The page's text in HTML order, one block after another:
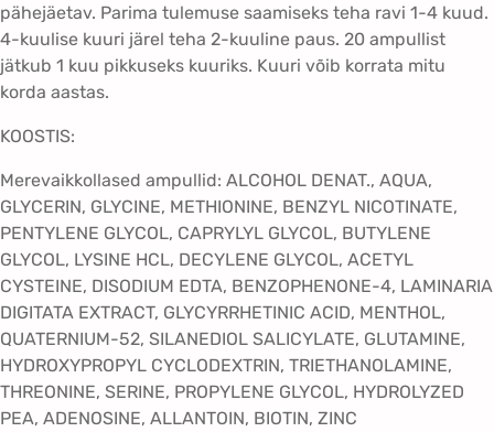
0
t
k
k
g
u
s
pähejäetav. Parima tulemuse saamiseks teha ravi 1-4 kuud.
4-kuulise kuuri järel teha 2-kuuline paus. 20 ampullist
jätkub 1 kuu pikkuseks kuuriks. Kuuri võib korrata mitu
korda aastas.
KOOSTIS:
Merevaikkollased ampullid: ALCOHOL DENAT., AQUA,
GLYCERIN, GLYCINE, METHIONINE, BENZYL NICOTINATE,
PENTYLENE GLYCOL, CAPRYLYL GLYCOL, BUTYLENE
GLYCOL, LYSINE HCL, DECYLENE GLYCOL, ACETYL
CYSTEINE, DISODIUM EDTA, BENZOPHENONE-4, LAMINARIA
DIGITATA EXTRACT, GLYCYRRHETINIC ACID, MENTHOL,
QUATERNIUM-52, SILANEDIOL SALICYLATE, GLUTAMINE,
HYDROXYPROPYL CYCLODEXTRIN, TRIETHANOLAMINE,
THREONINE, SERINE, PROPYLENE GLYCOL, HYDROLYZED
PEA, ADENOSINE, ALLANTOIN, BIOTIN, ZINC